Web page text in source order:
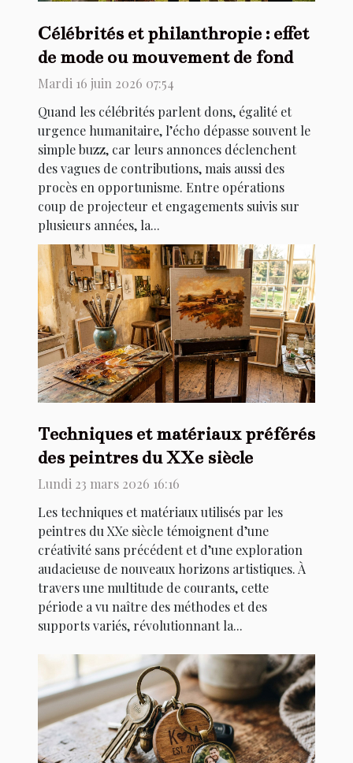
Célébrités et philanthropie : effet
de mode ou mouvement de fond
Mardi 16 juin 2026 07:54
Quand les célébrités parlent dons, égalité et
urgence humanitaire, l’écho dépasse souvent le
simple buzz, car leurs annonces déclenchent
des vagues de contributions, mais aussi des
procès en opportunisme. Entre opérations
coup de projecteur et engagements suivis sur
plusieurs années, la...
Techniques et matériaux préférés
des peintres du XXe siècle
Lundi 23 mars 2026 16:16
Les techniques et matériaux utilisés par les
peintres du XXe siècle témoignent d’une
créativité sans précédent et d’une exploration
audacieuse de nouveaux horizons artistiques. À
travers une multitude de courants, cette
période a vu naître des méthodes et des
supports variés, révolutionnant la...